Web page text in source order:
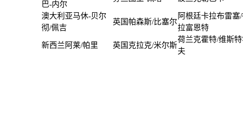
帆船:Star Opening Series
Star 第6轮
已结束
帆船:Laser Radial 第4轮
已结束
巴-内尔
澳大利亚马休-贝尔
彻/佩吉
英国帕森斯/比塞尔
阿根廷卡拉布雷塞
拉富恩特
新西兰阿莱/帕里 英国克拉克/米尔斯
荷兰克霍特/维斯
夫